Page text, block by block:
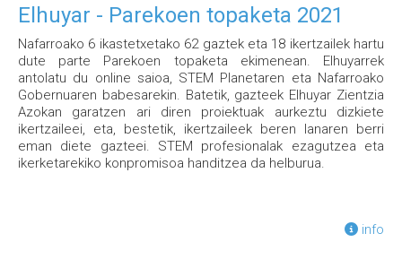
Elhuyar - Parekoen topaketa 2021
Nafarroako 6 ikastetxetako 62 gaztek eta 18 ikertzailek hartu
dute parte Parekoen topaketa ekimenean. Elhuyarrek
antolatu du online saioa, STEM Planetaren eta Nafarroako
Gobernuaren babesarekin. Batetik, gazteek Elhuyar Zientzia
Azokan garatzen ari diren proiektuak aurkeztu dizkiete
ikertzaileei, eta, bestetik, ikertzaileek beren lanaren berri
eman diete gazteei. STEM profesionalak ezagutzea eta
ikerketarekiko konpromisoa handitzea da helburua.
info